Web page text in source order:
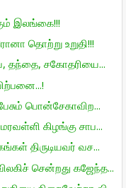
இலங்கை!!!
தொற்று உறுதி!!!
தந்தை, சகோதரியை...
பொன்சேகாவிற...
கிழங்கு சாப...
திருடியவர் வச...
சென்றது கஜேந்த...